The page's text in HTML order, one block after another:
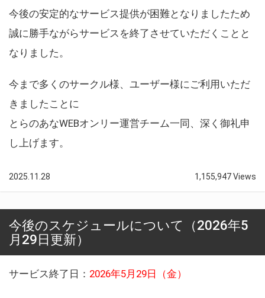
今後の安定的なサービス提供が困難となりましたため
誠に勝手ながらサービスを終了させていただくことと
なりました。
今まで多くのサークル様、ユーザー様にご利用いただ
きましたことに
とらのあなWEBオンリー運営チーム一同、深く御礼申
し上げます。
2025.11.28 1,155,947 Views
今後のスケジュールについて（2026年5
月29日更新）
サービス終了日： 2026年5月29日（金）